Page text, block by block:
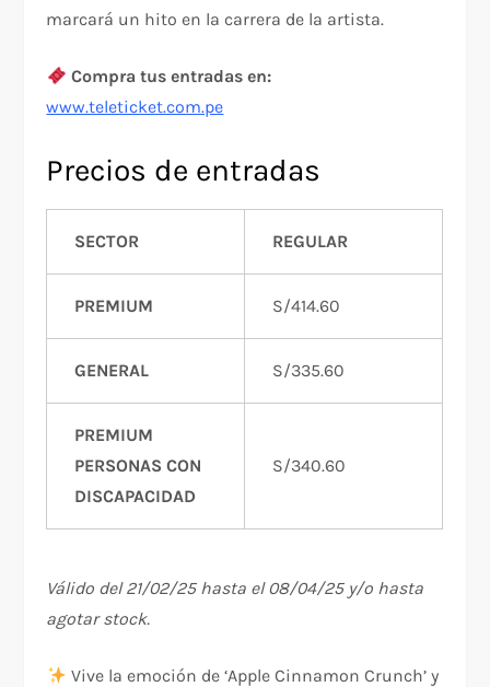
marcará un hito en la carrera de la artista.
Compra tus entradas en:
www.teleticket.com.pe
Precios de entradas
SECTOR REGULAR
PREMIUM S/414.60
GENERAL S/335.60
PREMIUM
PERSONAS CON
DISCAPACIDAD
S/340.60
Válido del 21/02/25 hasta el 08/04/25 y/o hasta
agotar stock.
Vive la emoción de ‘Apple Cinnamon Crunch’ y